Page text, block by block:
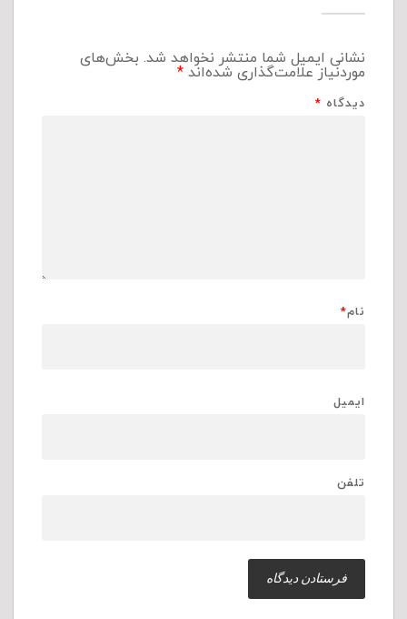
نشانی ایمیل شما منتشر نخواهد شد. بخش‌های
موردنیاز علامت‌گذاری شده‌اند*
دیدگاه *
نام*
ایمیل
تلفن